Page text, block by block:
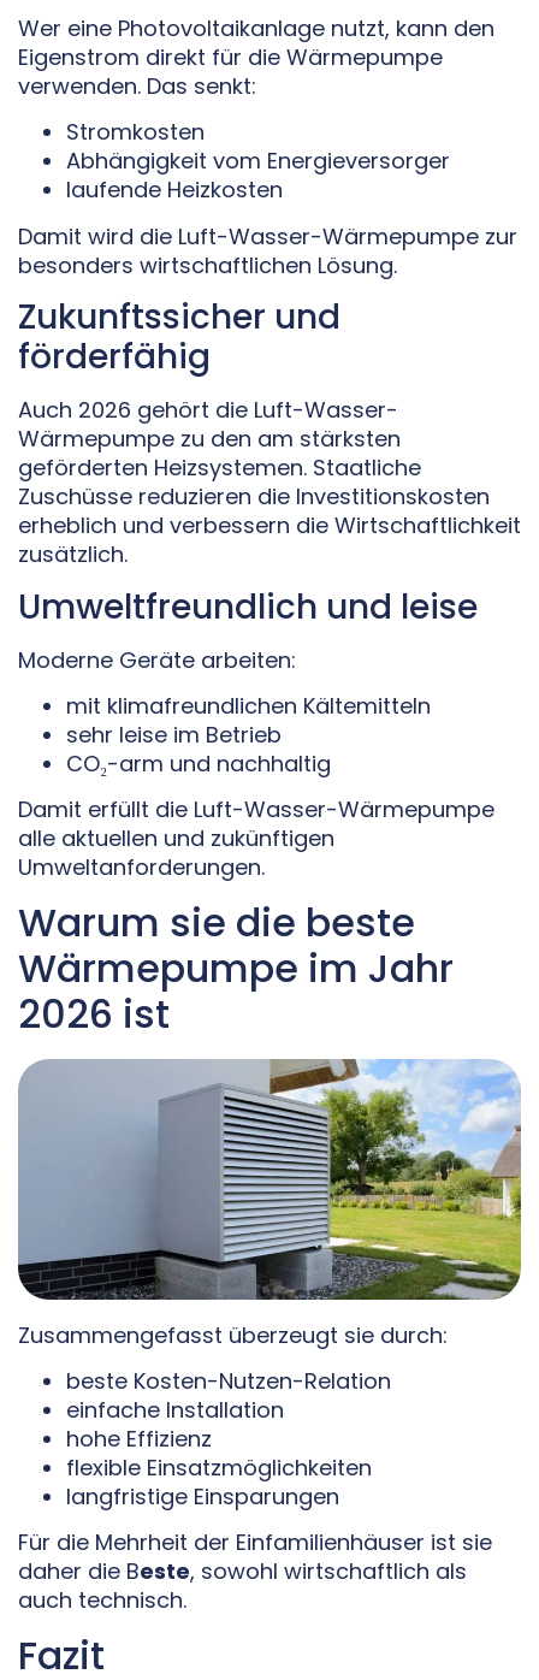
Wer eine Photovoltaikanlage nutzt, kann den
Eigenstrom direkt für die Wärmepumpe
verwenden. Das senkt:
Stromkosten
Abhängigkeit vom Energieversorger
laufende Heizkosten
Damit wird die Luft-Wasser-Wärmepumpe zur
besonders wirtschaftlichen Lösung.
Zukunftssicher und
förderfähig
Auch 2026 gehört die Luft-Wasser-
Wärmepumpe zu den am stärksten
geförderten Heizsystemen. Staatliche
Zuschüsse reduzieren die Investitionskosten
erheblich und verbessern die Wirtschaftlichkeit
zusätzlich.
Umweltfreundlich und leise
Moderne Geräte arbeiten:
mit klimafreundlichen Kältemitteln
sehr leise im Betrieb
CO₂-arm und nachhaltig
Damit erfüllt die Luft-Wasser-Wärmepumpe
alle aktuellen und zukünftigen
Umweltanforderungen.
Warum sie die beste
Wärmepumpe im Jahr
2026 ist
Zusammengefasst überzeugt sie durch:
beste Kosten-Nutzen-Relation
einfache Installation
hohe Effizienz
flexible Einsatzmöglichkeiten
langfristige Einsparungen
Für die Mehrheit der Einfamilienhäuser ist sie
daher die Beste, sowohl wirtschaftlich als
auch technisch.
Fazit